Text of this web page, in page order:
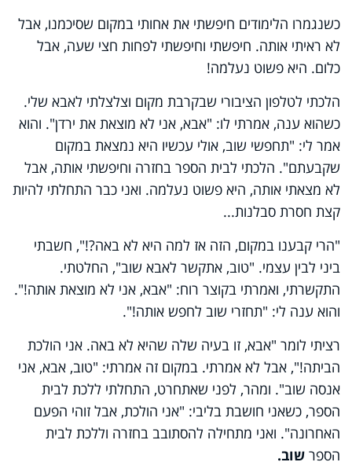
כשנגמרו הלימודים חיפשתי את אחותי במקום שסיכמנו, אבל
לא ראיתי אותה. חיפשתי וחיפשתי לפחות חצי שעה, אבל
כלום. היא פשוט נעלמה!
הלכתי לטלפון הציבורי שבקרבת מקום וצלצלתי לאבא שלי.
כשהוא ענה, אמרתי לו: "אבא, אני לא מוצאת את ירדן". והוא
אמר לי: "תחפשי שוב, אולי עכשיו היא נמצאת במקום
שקבעתם". הלכתי לבית הספר בחזרה וחיפשתי אותה, אבל
לא מצאתי אותה, היא פשוט נעלמה. ואני כבר התחלתי להיות
קצת חסרת סבלנות...
"הרי קבענו במקום, הזה אז למה היא לא באה?!", חשבתי
ביני לבין עצמי. "טוב, אתקשר לאבא שוב", החלטתי.
התקשרתי, ואמרתי בקוצר רוח: "אבא, אני לא מוצאת אותה!".
והוא ענה לי: "תחזרי שוב לחפש אותה!".
רציתי לומר "אבא, זו בעיה שלה שהיא לא באה. אני הולכת
הביתה!", אבל לא אמרתי. במקום זה אמרתי: "טוב, אבא, אני
אנסה שוב". ומהר, לפני שאתחרט, התחלתי ללכת לבית
הספר, כשאני חושבת בליבי: "אני הולכת, אבל זוהי הפעם
האחרונה". ואני מתחילה להסתובב בחזרה וללכת לבית
הספר שוב.